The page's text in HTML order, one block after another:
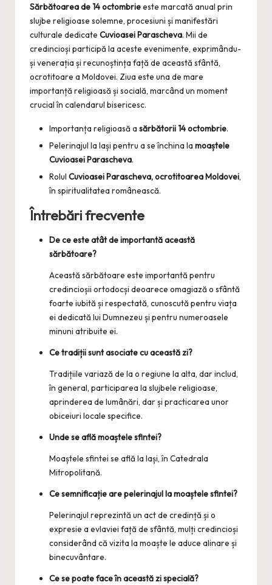
Sărbătoarea de 14 octombrieeste marcată anual prin
slujbe religioase solemne, procesiuni și manifestări
culturale dedicate Cuvioasei Parascheva. Mii de
credincioși participă la aceste evenimente, exprimându-
și venerația și recunoștința față de această sfântă,
ocrotitoare a Moldovei. Ziua este una de mare
importanță religioasă și socială, marcând un moment
crucial în calendarul bisericesc.
Importanța religioasă a sărbătorii 14 octombrie.
Pelerinajul la Iași pentru a se închina la moaștele
Cuvioasei Parascheva.
Rolul Cuvioasei Parascheva, ocrotitoarea Moldovei,
în spiritualitatea românească.
Întrebări frecvente
De ce este atât de importantă această
sărbătoare?
Această sărbătoare este importantă pentru
credincioșii ortodocși deoarece omagiază o sfântă
foarte iubită și respectată, cunoscută pentru viața
ei dedicată lui Dumnezeu și pentru numeroasele
minuni atribuite ei.
Ce tradiții sunt asociate cu această zi?
Tradițiile variază de la o regiune la alta, dar includ,
în general, participarea la slujbele religioase,
aprinderea de lumânări, dar și practicarea unor
obiceiuri locale specifice.
Unde se află moaștele sfintei?
Moaștele sfintei se află la Iași, în Catedrala
Mitropolitană.
Ce semnificație are pelerinajul la moaștele sfintei?
Pelerinajul reprezintă un act de credință și o
expresie a evlaviei față de sfântă, mulți credincioși
considerând că vizita la moaște le aduce alinare și
binecuvântare.
Ce se poate face în această zi specială?